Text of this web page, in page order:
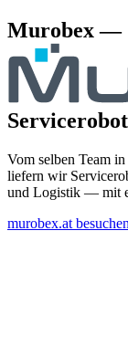
Murobex —
Vom selben Team
liefern wir
und Logistik — mit
murobex.at besuchen